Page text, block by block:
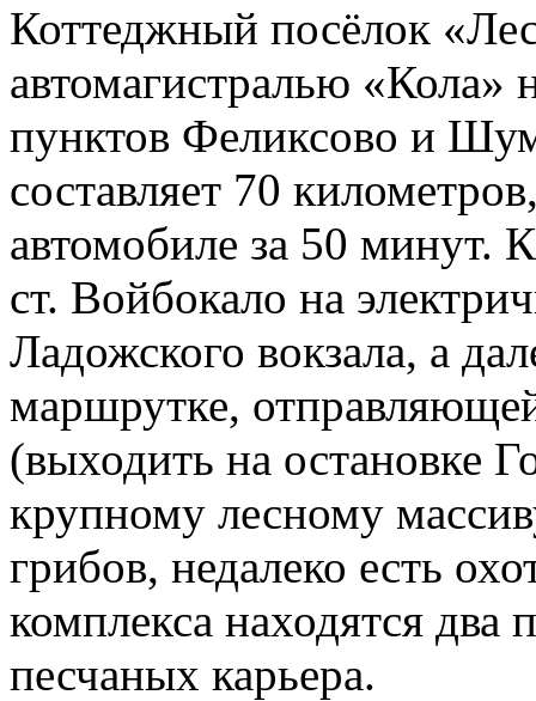
Коттеджный посёлок
автомагистралью «Кола»
пунктов Феликсово и
составляет 70
автомобиле за 50 минут.
ст. Войбокало на
Ладожского вокзала, а
маршрутке,
(выходить на остановке
крупному лесному
грибов, недалеко есть
комплекса находятся два
песчаных карьера.